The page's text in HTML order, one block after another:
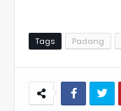
Tags Padang